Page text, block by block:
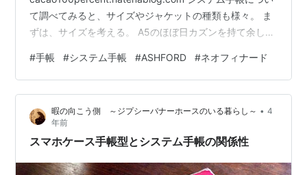
て調べてみると、サイズやジャケットの種類も様々。 ま
ずは、サイズを考える。 A5のほぼ日カズンを持て余して
った。 MINI6はサイズ感がとても可愛いのだけれど、書
き込める量が少なく感じた。 結果、最初に使うシステム
手帳は、バイブルサイズに決めた。 サイズとリフィルの
種類が多いことが決め手だった。 今は専業主婦で、手帳
を外に持ち歩くこともないので、コンパクトさよりも書
き込める量を重視した…
#手帳 #システム手帳 #ASHFORD #ネオフィナード
暇の向こう側 ～ジプシーバナーホースのいる暮らし～ • 4
年前
スマホケース手帳型とシステム手帳の関係性